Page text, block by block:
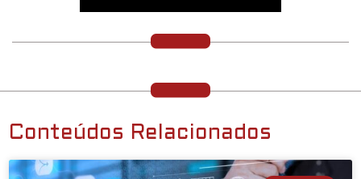
Conteúdos Relacionados